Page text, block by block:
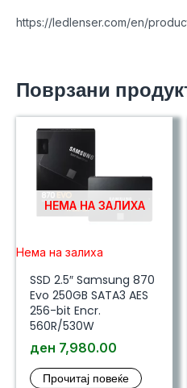
https://ledlenser.com/en/
Поврзани
НЕМА НА ЗАЛИХА
Нема на залиха
SSD 2.5″ Samsung 870
Evo 250GB SATA3 AES
256-bit Encr.
560R/530W
ден 7,980.00
Прочитај повеќе